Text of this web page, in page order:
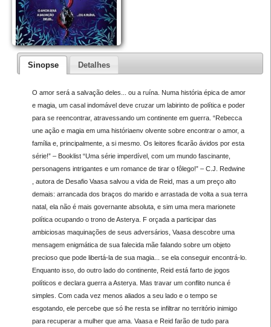
Sinopse Detalhes
O amor será a salvação deles... ou a ruína. Numa história épica de amor
e magia, um casal indomável deve cruzar um labirinto de política e poder
para se reencontrar, atravessando um continente em guerra. “Rebecca
une ação e magia em uma históriaenv olvente sobre encontrar o amor, a
família e, principalmente, a si mesmo. Os leitores ficarão ávidos por esta
série!” – Booklist “Uma série imperdível, com um mundo fascinante,
personagens intrigantes e um romance de tirar o fôlego!” – C.J. Redwine
, autora de Desafio Vaasa salvou a vida de Reid, mas a um preço alto
demais: arrancada dos braços do marido e arrastada de volta a sua terra
natal, ela não é mais governante absoluta, e sim uma mera marionete
política ocupando o trono de Asterya. F orçada a participar das
ambiciosas maquinações de seus adversários, Vaasa descobre uma
mensagem enigmática de sua falecida mãe falando sobre um objeto
precioso que pode libertá-la de sua magia... se ela conseguir encontrá-lo.
Enquanto isso, do outro lado do continente, Reid está farto de jogos
políticos e declara guerra a Asterya. Mas travar um conflito nunca é
simples. Com cada vez menos aliados a seu lado e o tempo se
esgotando, ele percebe que só lhe resta se infiltrar no território inimigo
para recuperar a mulher que ama. Vaasa e Reid farão de tudo para